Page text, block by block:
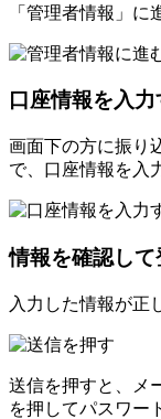
「管理者情報」に
口座情報を入力
画面下の方に振り
で、口座情報を入
情報を確認して
入力した情報が正
送信を押すと、メ
を押してパスワー